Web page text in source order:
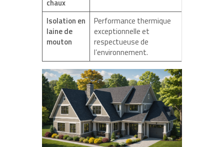
chaux
Isolation en
laine de
mouton
Performance thermique
exceptionnelle et
respectueuse de
l’environnement.